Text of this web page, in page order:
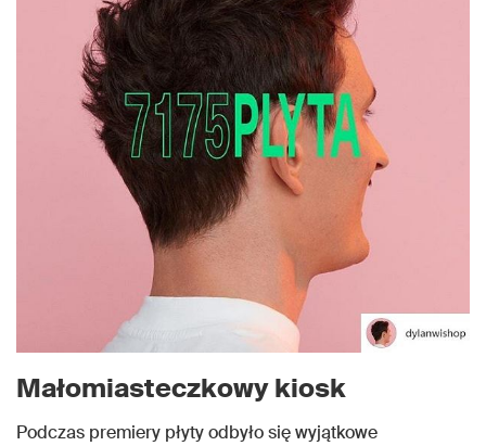
Małomiasteczkowy kiosk
Podczas premiery płyty odbyło się wyjątkowe